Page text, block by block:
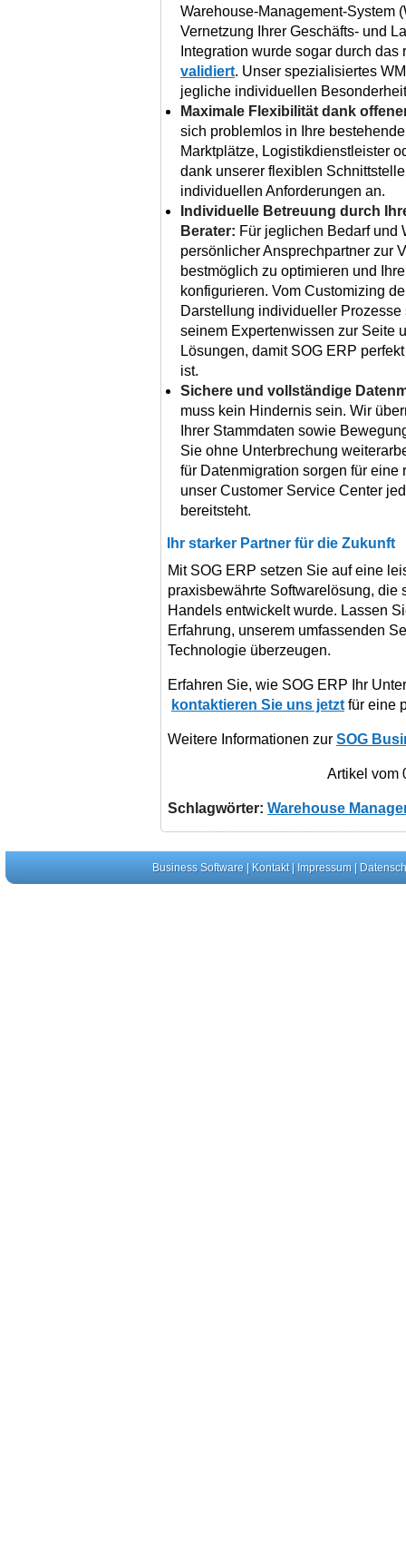
Warehouse-Management-System
Vernetzung Ihrer Geschäfts- und
Integration wurde sogar durch
validiert. Unser spezialisiertes
jegliche individuellen
Maximale Flexibilität dank
sich problemlos in Ihre
Marktplätze, Logistikdienstleister
dank unserer flexiblen
individuellen Anforderungen an.
Individuelle Betreuung durch
Berater: Für jeglichen Bedarf und
persönlicher Ansprechpartner zur
bestmöglich zu optimieren und
konfigurieren. Vom Customizing
Darstellung individueller
seinem Expertenwissen zur Seite
Lösungen, damit SOG ERP
ist.
Sichere und vollständige
muss kein Hindernis sein. Wir
Ihrer Stammdaten sowie
Sie ohne Unterbrechung
für Datenmigration sorgen für
unser Customer Service Center
bereitsteht.
Ihr starker Partner für die Zukunft
Mit SOG ERP setzen Sie auf eine
praxisbewährte Softwarelösung, die
Handels entwickelt wurde. Lassen
Erfahrung, unserem umfassenden
Technologie überzeugen.
Erfahren Sie, wie SOG ERP Ihr
kontaktieren Sie uns jetzt für eine
Weitere Informationen zur SOG
Artikel vom
Schlagwörter: Warehouse
Business Software| Kontakt| Impressum|